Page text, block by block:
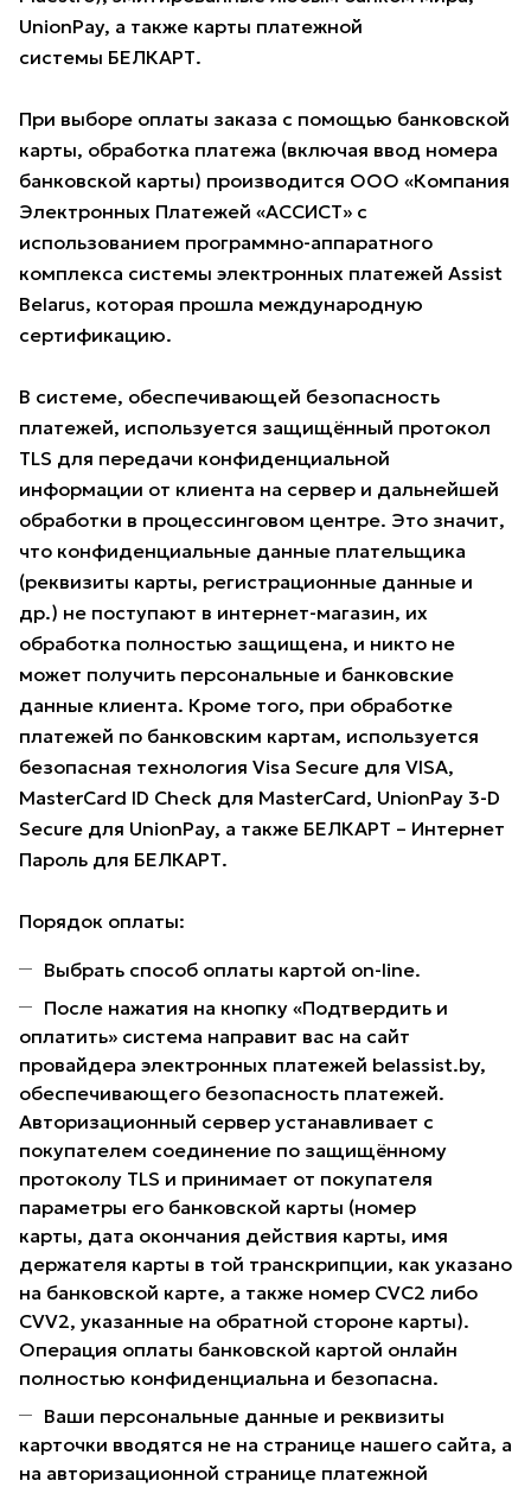
UnionPay, а также карты платежной
системы БЕЛКАРТ.
При выборе оплаты заказа с помощью банковской
карты, обработка платежа (включая ввод номера
банковской карты) производится ООО «Компания
Электронных Платежей «АССИСТ» с
использованием программно-аппаратного
комплекса системы электронных платежей Assist
Belarus, которая прошла международную
сертификацию.
В системе, обеспечивающей безопасность
платежей, используется защищённый протокол
TLS для передачи конфиденциальной
информации от клиента на сервер и дальнейшей
обработки в процессинговом центре. Это значит,
что конфиденциальные данные плательщика
(реквизиты карты, регистрационные данные и
др.) не поступают в интернет-магазин, их
обработка полностью защищена, и никто не
может получить персональные и банковские
данные клиента. Кроме того, при обработке
платежей по банковским картам, используется
безопасная технология Visa Secure для VISA,
MasterCard ID Check для MasterCard, UnionPay 3-D
Secure для UnionPay, а также БЕЛКАРТ – Интернет
Пароль для БЕЛКАРТ.
Порядок оплаты:
Выбрать способ оплаты картой on-line.
После нажатия на кнопку «Подтвердить и
оплатить» система направит вас на сайт
провайдера электронных платежей belassist.by,
обеспечивающего безопасность платежей.
Авторизационный сервер устанавливает с
покупателем соединение по защищённому
протоколу TLS и принимает от покупателя
параметры его банковской карты (номер
карты, дата окончания действия карты, имя
держателя карты в той транскрипции, как указано
на банковской карте, а также номер CVC2 либо
CVV2, указанные на обратной стороне карты).
Операция оплаты банковской картой онлайн
полностью конфиденциальна и безопасна.
Ваши персональные данные и реквизиты
карточки вводятся не на странице нашего сайта, а
на авторизационной странице платежной